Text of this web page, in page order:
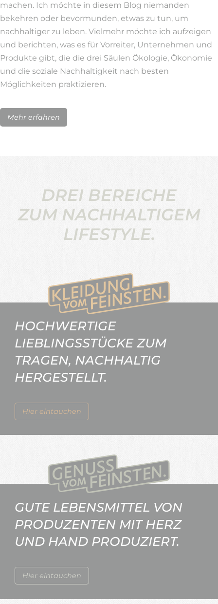
machen. Ich möchte in diesem Blog niemanden
bekehren oder bevormunden, etwas zu tun, um
nachhaltiger zu leben. Vielmehr möchte ich aufzeigen
und berichten, was es für Vorreiter, Unternehmen und
Produkte gibt, die die drei Säulen Ökologie, Ökonomie
und die soziale Nachhaltigkeit nach besten
Möglichkeiten praktizieren.
Mehr erfahren
DREI BEREICHE
ZUM NACHHALTIGEM
LIFESTYLE.
Hier eintauchen
HOCHWERTIGE
LIEBLINGSSTÜCKE ZUM
TRAGEN, NACHHALTIG
HERGESTELLT.
Hier eintauchen
GUTE LEBENSMITTEL VON
PRODUZENTEN MIT HERZ
UND HAND PRODUZIERT.